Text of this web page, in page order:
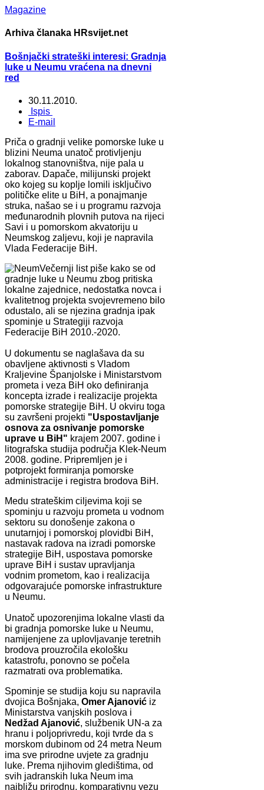
Magazine
Arhiva članaka HRsvijet.net
Bošnjački strateški interesi: Gradnja
luke u Neumu vraćena na dnevni
red
30.11.2010.
Ispis
E-mail
Priča o gradnji velike pomorske luke u
blizini Neuma unatoč protivljenju
lokalnog stanovništva, nije pala u
zaborav. Dapače, milijunski projekt
oko kojeg su koplje lomili isključivo
političke elite u BiH, a ponajmanje
struka, našao se i u programu razvoja
međunarodnih plovnih putova na rijeci
Savi i u pomorskom akvatoriju u
Neumskog zaljevu, koji je napravila
Vlada Federacije BiH.
Večernji list piše kako se od
gradnje luke u Neumu zbog pritiska
lokalne zajednice, nedostatka novca i
kvalitetnog projekta svojevremeno bilo
odustalo, ali se njezina gradnja ipak
spominje u Strategiji razvoja
Federacije BiH 2010.-2020.
U dokumentu se naglašava da su
obavljene aktivnosti s Vladom
Kraljevine Španjolske i Ministarstvom
prometa i veza BiH oko definiranja
koncepta izrade i realizacije projekta
pomorske strategije BiH. U okviru toga
su završeni projekti "Uspostavljanje
osnova za osnivanje pomorske
uprave u BiH" krajem 2007. godine i
litografska studija područja Klek-Neum
2008. godine. Pripremljen je i
potprojekt formiranja pomorske
administracije i registra brodova BiH.
Medu strateškim ciljevima koji se
spominju u razvoju prometa u vodnom
sektoru su donošenje zakona o
unutarnjoj i pomorskoj plovidbi BiH,
nastavak radova na izradi pomorske
strategije BiH, uspostava pomorske
uprave BiH i sustav upravljanja
vodnim prometom, kao i realizacija
odgovarajuće pomorske infrastrukture
u Neumu.
Unatoč upozorenjima lokalne vlasti da
bi gradnja pomorske luke u Neumu,
namijenjene za uplovljavanje teretnih
brodova prouzročila ekološku
katastrofu, ponovno se počela
razmatrati ova problematika.
Spominje se studija koju su napravila
dvojica Bošnjaka, Omer Ajanović iz
Ministarstva vanjskih poslova i
Nedžad Ajanović, službenik UN-a za
hranu i poljoprivredu, koji tvrde da s
morskom dubinom od 24 metra Neum
ima sve prirodne uvjete za gradnju
luke. Prema njihovim gledištima, od
svih jadranskih luka Neum ima
najbližu prirodnu, komparativnu vezu